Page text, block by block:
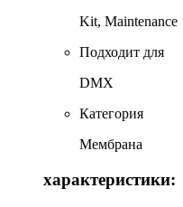
Kit, Maintenance
Подходит для
DMX
Категория
Мембрана
характеристики: